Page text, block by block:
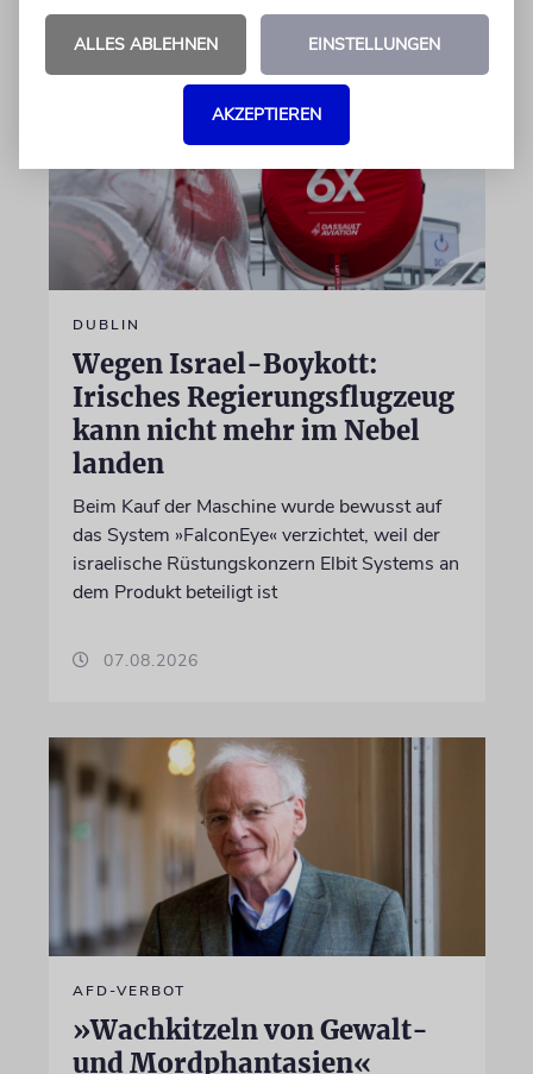
DUBLIN
Wegen Israel-Boykott:
Irisches Regierungsflugzeug
kann nicht mehr im Nebel
landen
Beim Kauf der Maschine wurde bewusst auf
das System »FalconEye« verzichtet, weil der
israelische Rüstungskonzern Elbit Systems an
dem Produkt beteiligt ist
07.08.2026
AFD-VERBOT
»Wachkitzeln von Gewalt-
und Mordphantasien«
ALLES ABLEHNEN EINSTELLUNGEN
AKZEPTIEREN